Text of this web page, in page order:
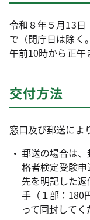
令和８年５月13日
で（閉庁日は除く
午前10時から正午
交付方法
窓口及び郵送によ
郵送の場合は
格者検定受験
先を明記した
手（１部：180
って同封してく